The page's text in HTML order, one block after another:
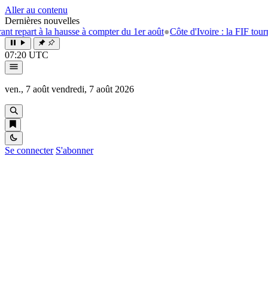
Aller au contenu
Dernières nouvelles
à la hausse à compter du 1er août●Côte d'Ivoire : la FIF tourne la
07:20 UTC
ven., 7 août vendredi, 7 août 2026
Se connecter S'abonner